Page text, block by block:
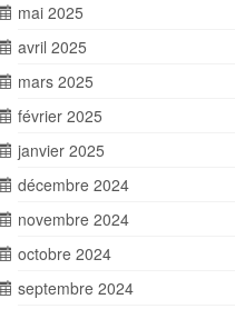
mai 2025
avril 2025
mars 2025
février 2025
janvier 2025
décembre 2024
novembre 2024
octobre 2024
septembre 2024